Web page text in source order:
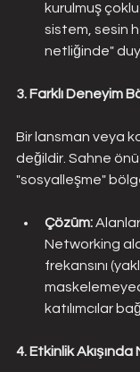
kurulmuş
sistem, sesin
netliğinde"
3. Farklı Deneyim
Bir lansman veya
değildir. Sahne
"sosyalleşme"
Çözüm:
Networking
frekansını
katılımcılar
4. Etkinlik